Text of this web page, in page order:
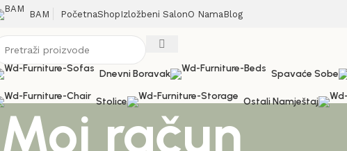
BAM PočetnaShop Izložbeni SalonO Nama Blog
Dnevni Boravak
Spavaće Sobe
Stolice Ostali Namještaj
Moj račun